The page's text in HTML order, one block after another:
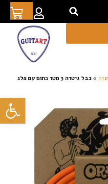
פתח
»
כבל גיטרה 3 מטר כתום עם פלג